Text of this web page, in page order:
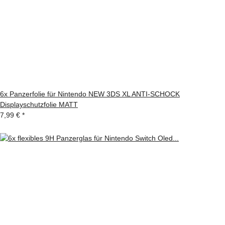
6x Panzerfolie für Nintendo NEW 3DS XL ANTI-SCHOCK
Displayschutzfolie MATT
7,99 € *